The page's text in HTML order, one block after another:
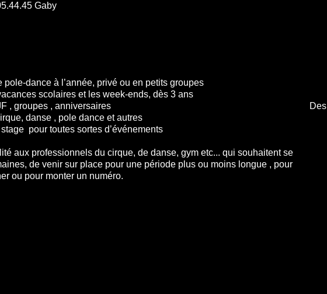
Gaby
pole-dance à l’année, privé ou en petits groupes
scolaires et les week-ends, dès 3 ans
, EVJF , groupes , anniversaires Des
danse , pole dance et autres
stage pour toutes sortes d’événements
aux professionnels du cirque, de danse, gym etc... qui souhaitent se
de venir sur place pour une période plus ou moins longue , pour
ou pour monter un numéro.